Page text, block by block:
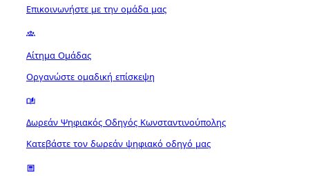
Επικοινωνήστε με την ομάδα μας
Αίτημα Ομάδας
Οργανώστε ομαδική επίσκεψη
Δωρεάν Ψηφιακός Οδηγός Κωνσταντινούπολης
Κατεβάστε τον δωρεάν ψηφιακό οδηγό μας